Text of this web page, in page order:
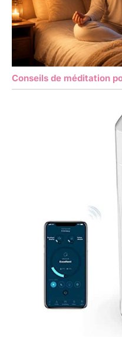
Conseils de méditation